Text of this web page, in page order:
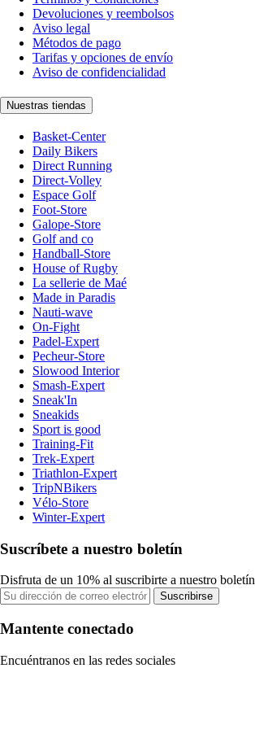
Devoluciones y reembolsos
Aviso legal
Métodos de pago
Tarifas y opciones de envío
Aviso de confidencialidad
Nuestras tiendas
Basket-Center
Daily Bikers
Direct Running
Direct-Volley
Espace Golf
Foot-Store
Galope-Store
Golf and co
Handball-Store
House of Rugby
La sellerie de Maé
Made in Paradis
Nauti-wave
On-Fight
Padel-Expert
Pecheur-Store
Slowood Interior
Smash-Expert
Sneak'In
Sneakids
Sport is good
Training-Fit
Trek-Expert
Triathlon-Expert
TripNBikers
Vélo-Store
Winter-Expert
Suscríbete a nuestro boletín
Disfruta de un 10% al suscribirte a nuestro boletín
Suscribirse
Mantente conectado
Encuéntranos en las redes sociales